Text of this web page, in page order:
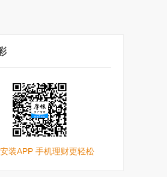
装APP 手机理财更轻松